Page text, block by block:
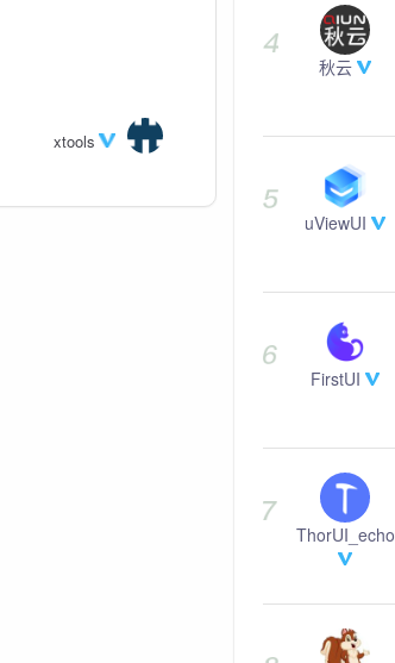
xtools
秋云
uViewUI
FirstUI
ThorUI_echo